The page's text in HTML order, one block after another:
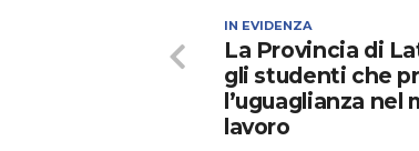
IN EVIDENZA
La Provincia di
gli studenti che
l’uguaglianza nel
lavoro